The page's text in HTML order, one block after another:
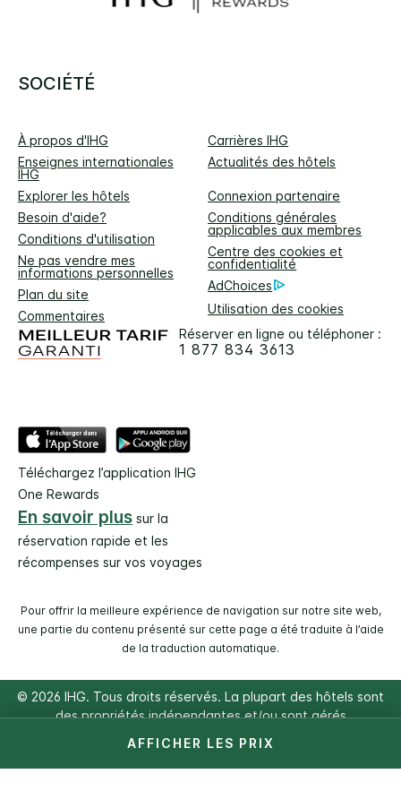
AFFICHER LES PRIX
SOCIÉTÉ
À propos d'IHG
Carrières IHG
Enseignes internationales
IHG
Actualités des hôtels
Explorer les hôtels
Connexion partenaire
Besoin d'aide?
Conditions générales
applicables aux membres
Conditions d'utilisation
Centre des cookies et
confidentialité
Ne pas vendre mes
informations personnelles
AdChoices
Plan du site
Utilisation des cookies
Commentaires
Réserver en ligne ou téléphoner :
1 877 834 3613
Téléchargez l’application IHG
One Rewards
En savoir plus sur la
réservation rapide et les
récompenses sur vos voyages
Pour offrir la meilleure expérience de navigation sur notre site web,
une partie du contenu présenté sur cette page a été traduite à l’aide
de la traduction automatique.
© 2026 IHG. Tous droits réservés. La plupart des hôtels sont
des propriétés indépendantes et/ou sont gérés